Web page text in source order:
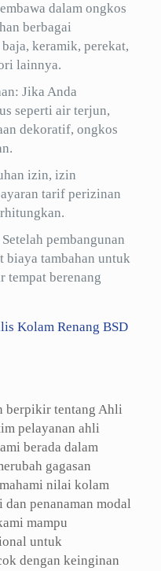
dalam ongkos
berbagai
keramik, perekat,
lainnya.
Jika Anda
seperti air terjun,
dekoratif, ongkos
izin, izin
tarif perizinan
pembangunan
biaya tambahan untuk
tempat berenang
Kolam Renang BSD
berpikir tentang Ahli
pelayanan ahli
berada dalam
gagasan
nilai kolam
dan penanaman modal
mampu
untuk
dengan keinginan